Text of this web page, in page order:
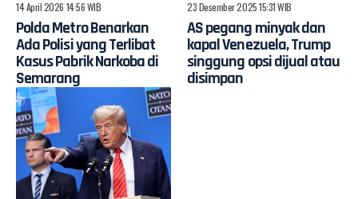
14 April 2026 14:56 WIB
Polda Metro Benarkan
Ada Polisi yang Terlibat
Kasus Pabrik Narkoba di
Semarang
23 Desember 2025 15:31 WIB
AS pegang minyak dan
kapal Venezuela, Trump
singgung opsi dijual atau
disimpan